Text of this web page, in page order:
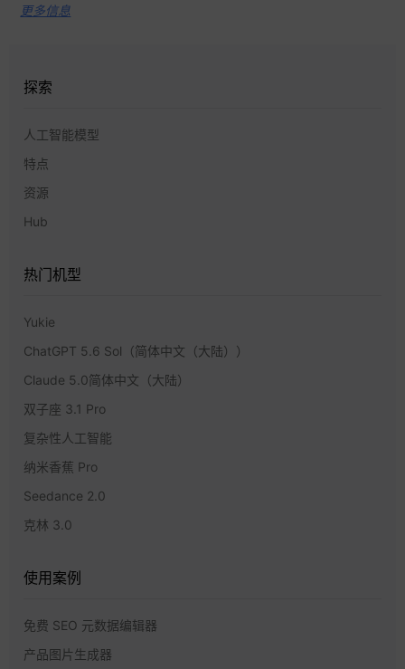
更多信息
探索
人工智能模型
特点
资源
Hub
热门机型
Yukie
ChatGPT 5.6 Sol（简体中文（大陆））
Claude 5.0简体中文（大陆）
双子座 3.1 Pro
复杂性人工智能
纳米香蕉 Pro
Seedance 2.0
克林 3.0
使用案例
免费 SEO 元数据编辑器
产品图片生成器